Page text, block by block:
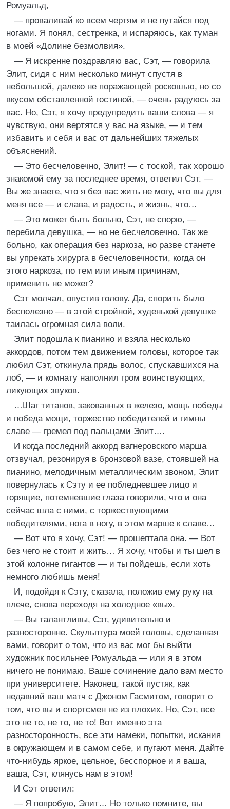
Ромуальд,
— проваливай ко всем чертям и не путайся под
ногами. Я понял, сестренка, и испаряюсь, как туман
в моей «Долине безмолвия».
— Я искренне поздравляю вас, Сэт, — говорила
Элит, сидя с ним несколько минут спустя в
небольшой, далеко не поражающей роскошью, но со
вкусом обставленной гостиной, — очень радуюсь за
вас. Но, Сэт, я хочу предупредить ваши слова — я
чувствую, они вертятся у вас на языке, — и тем
избавить и себя и вас от дальнейших тяжелых
объяснений.
— Это бесчеловечно, Элит! — с тоской, так хорошо
знакомой ему за последнее время, ответил Сэт. —
Вы же знаете, что я без вас жить не могу, что вы для
меня все — и слава, и радость, и жизнь, что…
— Это может быть больно, Сэт, не спорю, —
перебила девушка, — но не бесчеловечно. Так же
больно, как операция без наркоза, но разве станете
вы упрекать хирурга в бесчеловечности, когда он
этого наркоза, по тем или иным причинам,
применить не может?
Сэт молчал, опустив голову. Да, спорить было
бесполезно — в этой стройной, худенькой девушке
таилась огромная сила воли.
Элит подошла к пианино и взяла несколько
аккордов, потом тем движением головы, которое так
любил Сэт, откинула прядь волос, спускавшихся на
лоб, — и комнату наполнил гром воинствующих,
ликующих звуков.
…Шаг титанов, закованных в железо, мощь победы
и победа мощи, торжество победителей и гимны
славе — гремел под пальцами Элит….
И когда последний аккорд вагнеровского марша
отзвучал, резонируя в бронзовой вазе, стоявшей на
пианино, мелодичным металлическим звоном, Элит
повернулась к Сэту и ее побледневшее лицо и
горящие, потемневшие глаза говорили, что и она
сейчас шла с ними, с торжествующими
победителями, нога в ногу, в этом марше к славе…
— Вот что я хочу, Сэт! — прошептала она. — Вот
без чего не стоит и жить… Я хочу, чтобы и ты шел в
этой колонне гигантов — и ты пойдешь, если хоть
немного любишь меня!
И, подойдя к Сэту, сказала, положив ему руку на
плече, снова переходя на холодное «вы».
— Вы талантливы, Сэт, удивительно и
разносторонне. Скульптура моей головы, сделанная
вами, говорит о том, что из вас мог бы выйти
художник посильнее Ромуальда — или я в этом
ничего не понимаю. Ваше сочинение дало вам место
при университете. Наконец, такой пустяк, как
недавний ваш матч с Джоном Гасмитом, говорит о
том, что вы и спортсмен не из плохих. Но, Сэт, все
это не то, не то, не то! Вот именно эта
разносторонность, все эти намеки, попытки, искания
в окружающем и в самом себе, и пугают меня. Дайте
что-нибудь яркое, цельное, бесспорное и я ваша,
ваша, Сэт, клянусь нам в этом!
И Сэт ответил:
— Я попробую, Элит… Но только помните, вы